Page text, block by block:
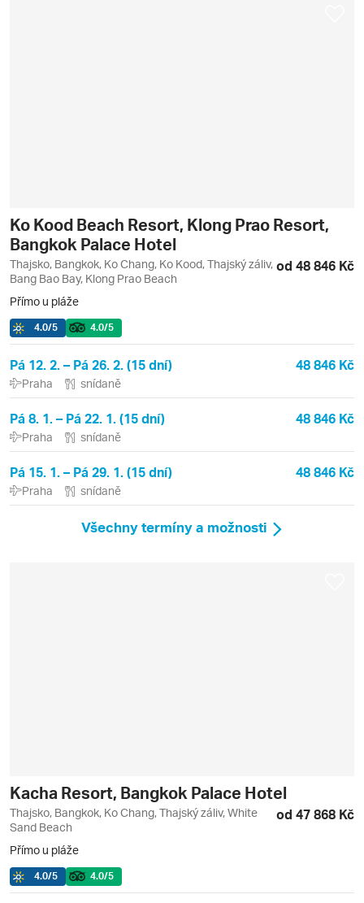
Ko Kood Beach Resort, Klong Prao Resort,
Bangkok Palace Hotel
Thajsko, Bangkok, Ko Chang, Ko Kood, Thajský záliv,
Bang Bao Bay, Klong Prao Beach
od 48 846 Kč
Přímo u pláže
4.0/5 4.0/5
Pá 12. 2. – Pá 26. 2. (15 dní) 48 846 Kč
Praha snídaně
Pá 8. 1. – Pá 22. 1. (15 dní) 48 846 Kč
Praha snídaně
Pá 15. 1. – Pá 29. 1. (15 dní) 48 846 Kč
Praha snídaně
Všechny termíny a možnosti
Kacha Resort, Bangkok Palace Hotel
Thajsko, Bangkok, Ko Chang, Thajský záliv, White
Sand Beach
od 47 868 Kč
Přímo u pláže
4.0/5 4.0/5